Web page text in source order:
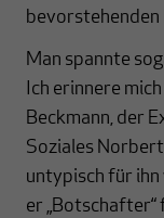
Man spannte
Ich erinnere
Beckmann, der
Soziales Norbert
untypisch für ihn
er „Botschafter“